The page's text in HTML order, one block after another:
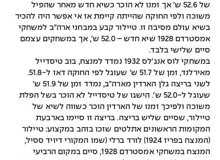
של 52.6 ש' אך זמנו לא הוכר כשיא חדש מאחר שהפיל
משוכה ולפי החוקה שהייתה קיימת אז אי אפשר היה להכיר
בשיא עולם מסיבה זו. טיילור קבע במבחני ארה"ב למשחקי
אמסטרדם 1928 שיא חדש – 52.0 ש', אך במשחקים עצמם
סיים שלישי בלבד.
במשחקי לוס אנג'לס 1932 נמדד למנצח, בוב טיסדייל
מאירלנד, זמן של 51.7 ש' שעוגל לפי החוקה דאז ל-51.8.
לשני בריצה גלן הארדין מארה"ב, נמדד זמן של 51.9 ש'
שעוגל ל-52.0 ש'. הישגו של טיסדייל לא הוכר בשל הפלת
משוכה ולפיכך זמנו של הארדין הוכר כשווה לשיא של
טיילור, שסיים שליש בריצה. בריצה זו סיימו בארבעת
המקומות הראשונים אתלטים שזכו בזהב במקצוע: טיילור
(המנצח בפריז 1924) לורד ברלי (שמו המקורי דיויד ססיל,
המנצח במשחקי אמסטרדם 1928, סיים במקום הרביעי